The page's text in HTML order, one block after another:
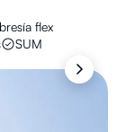
flex
SUM